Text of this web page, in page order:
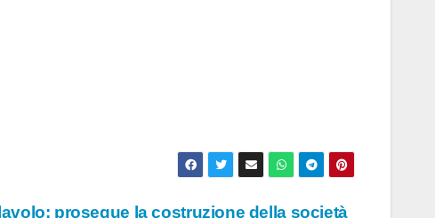
prosegue la costruzione della società